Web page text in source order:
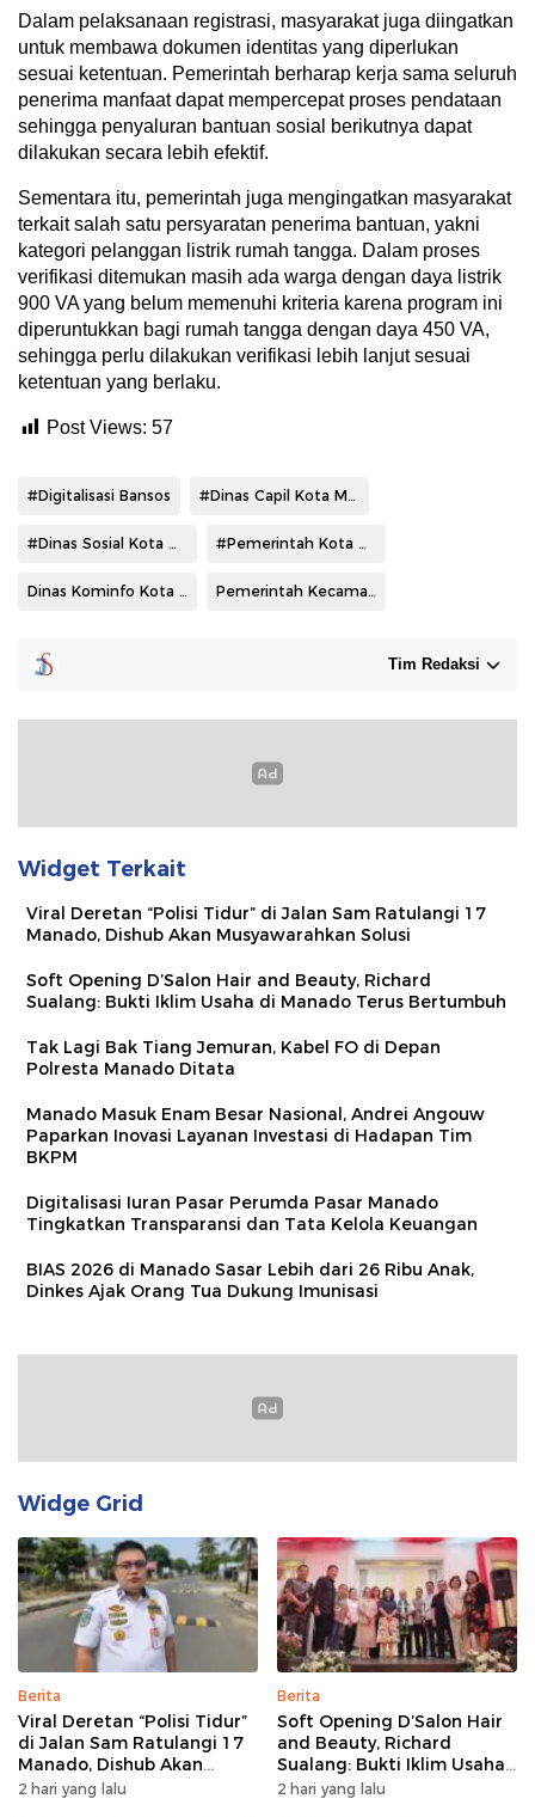
Dalam pelaksanaan registrasi, masyarakat juga diingatkan
untuk membawa dokumen identitas yang diperlukan
sesuai ketentuan. Pemerintah berharap kerja sama seluruh
penerima manfaat dapat mempercepat proses pendataan
sehingga penyaluran bantuan sosial berikutnya dapat
dilakukan secara lebih efektif.
Sementara itu, pemerintah juga mengingatkan masyarakat
terkait salah satu persyaratan penerima bantuan, yakni
kategori pelanggan listrik rumah tangga. Dalam proses
verifikasi ditemukan masih ada warga dengan daya listrik
900 VA yang belum memenuhi kriteria karena program ini
diperuntukkan bagi rumah tangga dengan daya 450 VA,
sehingga perlu dilakukan verifikasi lebih lanjut sesuai
ketentuan yang berlaku.
Post Views: 57
#Digitalisasi Bansos #Dinas Capil Kota Manado
#Dinas Sosial Kota Manado #Pemerintah Kota Manado
Dinas Kominfo Kota Manado Pemerintah Kecamatan Tikala
Tim Redaksi
Widget Terkait
Viral Deretan “Polisi Tidur” di Jalan Sam Ratulangi 17
Manado, Dishub Akan Musyawarahkan Solusi
Soft Opening D’Salon Hair and Beauty, Richard
Sualang: Bukti Iklim Usaha di Manado Terus Bertumbuh
Tak Lagi Bak Tiang Jemuran, Kabel FO di Depan
Polresta Manado Ditata
Manado Masuk Enam Besar Nasional, Andrei Angouw
Paparkan Inovasi Layanan Investasi di Hadapan Tim
BKPM
Digitalisasi Iuran Pasar Perumda Pasar Manado
Tingkatkan Transparansi dan Tata Kelola Keuangan
BIAS 2026 di Manado Sasar Lebih dari 26 Ribu Anak,
Dinkes Ajak Orang Tua Dukung Imunisasi
Widge Grid
Berita
Viral Deretan “Polisi Tidur”
di Jalan Sam Ratulangi 17
Manado, Dishub Akan
Musyawarahkan Solusi
2 hari yang lalu
Berita
Soft Opening D’Salon Hair
and Beauty, Richard
Sualang: Bukti Iklim Usaha
di Manado Terus
2 hari yang lalu